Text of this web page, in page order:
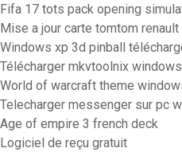
Fifa 17 tots pack opening
Mise a jour carte tomtom renault
Windows xp 3d pinball
Télécharger mkvtoolnix
World of warcraft theme
Telecharger messenger sur pc
Age of empire 3 french deck
Logiciel de reçu gratuit